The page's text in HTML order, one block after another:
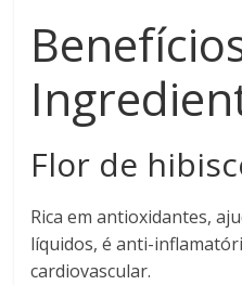
Flor de
Rica em antioxidantes,
líquidos, é anti-
cardiovascular.